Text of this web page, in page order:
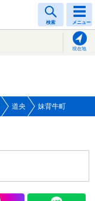
検索 メニュー
現在地
道央 妹背牛町